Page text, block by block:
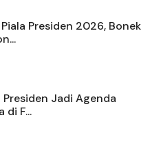
Presiden 2026, Bonek
Jadi Agenda
di F...